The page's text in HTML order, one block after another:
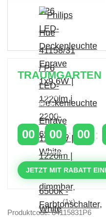
TRAUMGARTEN
Zeitlich begrenzter 20 %
über 400 €
mit dem Code: VIP20AT
00 00
STUNDEN
00
JETZT MIT RABATT
(1x)
Produktcode: 84115831P6